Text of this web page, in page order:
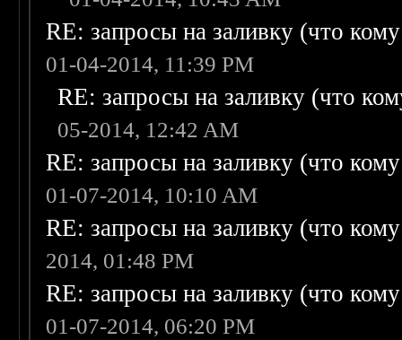
RE: запросы на заливку (что
01-04-2014, 11:39 PM
RE: запросы на заливку (что
05-2014, 12:42 AM
RE: запросы на заливку (что
01-07-2014, 10:10 AM
RE: запросы на заливку (что
2014, 01:48 PM
RE: запросы на заливку (что
01-07-2014, 06:20 PM